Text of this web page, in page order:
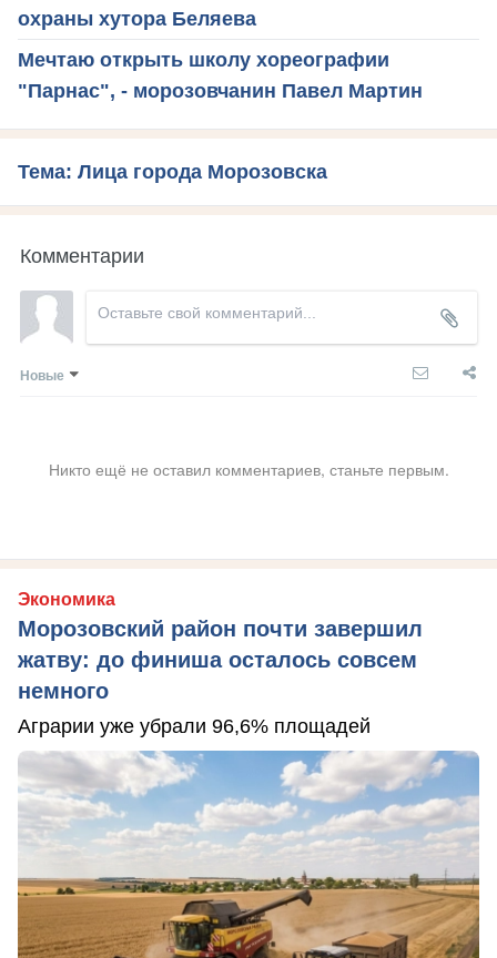
охраны хутора Беляева
Мечтаю открыть школу хореографии
"Парнас", - морозовчанин Павел Мартин
Тема: Лица города Морозовска
Комментарии
Новые
Никто ещё не оставил комментариев, станьте первым.
Экономика
Морозовский район почти завершил
жатву: до финиша осталось совсем
немного
Аграрии уже убрали 96,6% площадей